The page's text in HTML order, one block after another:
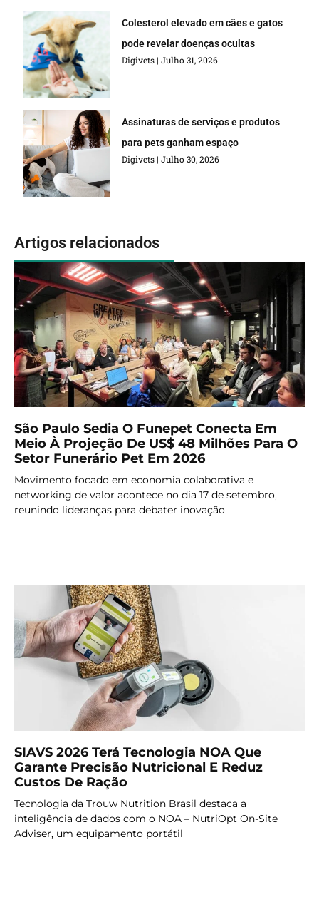
Colesterol elevado em cães e gatos
pode revelar doenças ocultas
Digivets Julho 31, 2026
Assinaturas de serviços e produtos
para pets ganham espaço
Digivets Julho 30, 2026
Artigos relacionados
São Paulo Sedia O Funepet Conecta Em
Meio À Projeção De US$ 48 Milhões Para O
Setor Funerário Pet Em 2026
Movimento focado em economia colaborativa e
networking de valor acontece no dia 17 de setembro,
reunindo lideranças para debater inovação
SIAVS 2026 Terá Tecnologia NOA Que
Garante Precisão Nutricional E Reduz
Custos De Ração
Tecnologia da Trouw Nutrition Brasil destaca a
inteligência de dados com o NOA – NutriOpt On-Site
Adviser, um equipamento portátil